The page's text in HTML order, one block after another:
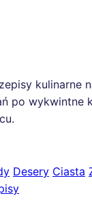
kulinarne
po wykwintne
Desery Ciasta